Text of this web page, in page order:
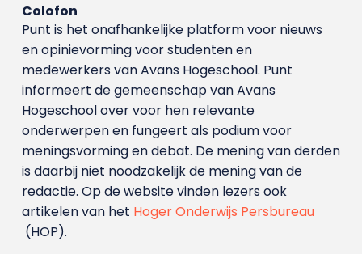
Colofon
Punt is het onafhankelijke platform voor nieuws
en opinievorming voor studenten en
medewerkers van Avans Hoge­school. Punt
informeert de gemeenschap van Avans
Hogeschool over voor hen relevante
onderwerpen en fungeert als podium voor
meningsvorming en debat. De mening van derden
is daarbij niet noodzakelijk de mening van de
redactie. Op de website vinden lezers ook
artikelen van het Hoger Onderwijs Persbureau
(HOP).